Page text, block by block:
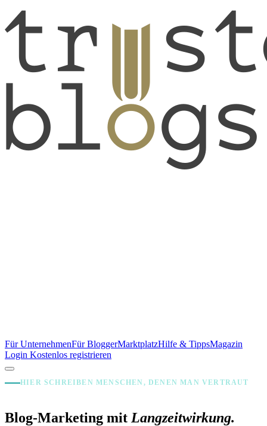
Für UnternehmenFür BloggerMarktplatzHilfe & TippsMagazin
Login Kostenlos registrieren
HIER SCHREIBEN MENSCHEN, DENEN MAN VERTRAUT
Blog-Marketing mit Langzeitwirkung.